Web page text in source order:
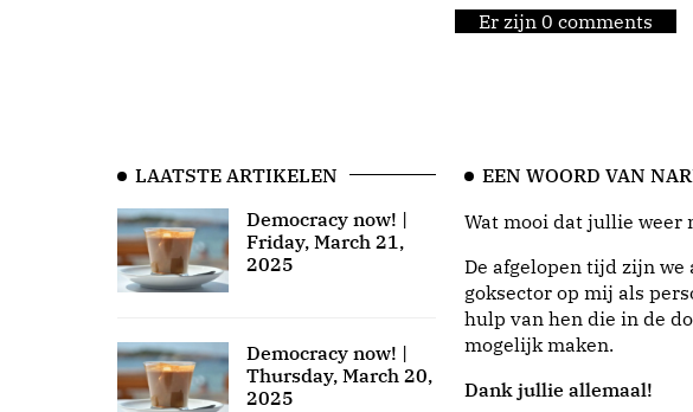
Er zijn 0 comments
LAATSTE ARTIKELEN
Democracy now! |
Friday, March 21,
2025
Democracy now! |
Thursday, March 20,
2025
EEN WOORD VAN
Wat mooi dat jullie weer
De afgelopen tijd zijn we
goksector op mij als
hulp van hen die in de
mogelijk maken.
Dank jullie allemaal!